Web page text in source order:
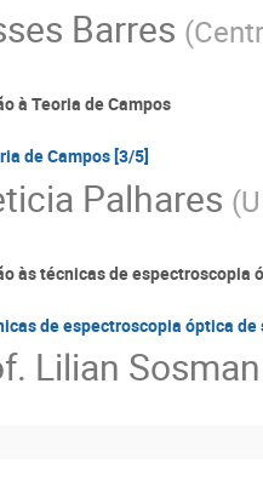
Barres (
à Teoria de Campos
de Campos [3/5]
Palhares (
às técnicas de
de espectroscopia óptica
Lilian Sosman